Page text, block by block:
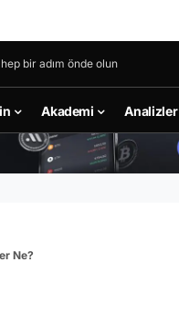
bir adım önde olun
Akademi Analizler
Ne?